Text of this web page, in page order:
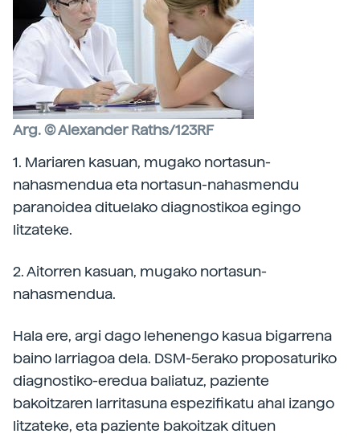
Arg. © Alexander Raths/123RF
1. Mariaren kasuan, mugako nortasun-
nahasmendua eta nortasun-nahasmendu
paranoidea dituelako diagnostikoa egingo
litzateke.
2. Aitorren kasuan, mugako nortasun-
nahasmendua.
Hala ere, argi dago lehenengo kasua bigarrena
baino larriagoa dela. DSM-5erako proposaturiko
diagnostiko-eredua baliatuz, paziente
bakoitzaren larritasuna espezifikatu ahal izango
litzateke, eta paziente bakoitzak dituen